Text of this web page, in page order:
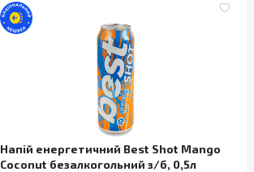
Напій енергетичний Best Shot Mango
Coconut безалкогольний з/б, 0,5л